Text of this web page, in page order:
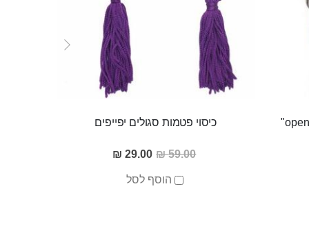
כיסוי פטמות סגולים יפייפים
59.00 ₪
מחיר
מבצע
29.00 ₪
הוסף לסל